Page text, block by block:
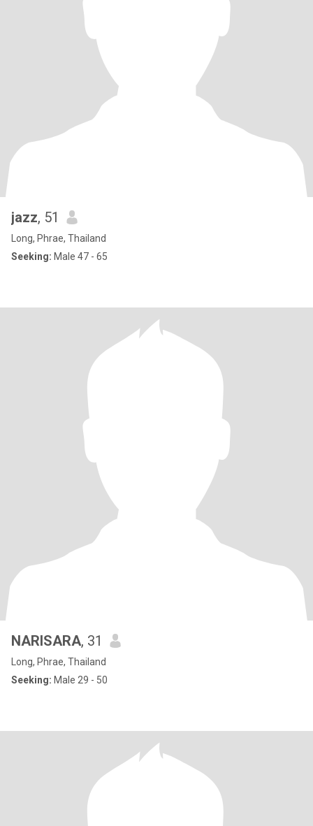
jazz, 51
Long, Phrae, Thailand
Seeking: Male 47 - 65
NARISARA, 31
Long, Phrae, Thailand
Seeking: Male 29 - 50